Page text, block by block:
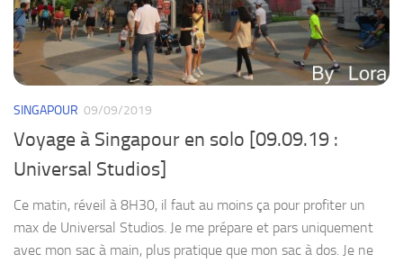
SINGAPOUR 09/09/2019
Voyage à Singapour en solo [09.09.19 :
Universal Studios]
Ce matin, réveil à 8H30, il faut au moins ça pour profiter un
max de Universal Studios. Je me prépare et pars uniquement
avec mon sac à main, plus pratique que mon sac à dos. Je ne